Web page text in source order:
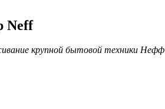
Neff
крупной бытовой техники Нефф